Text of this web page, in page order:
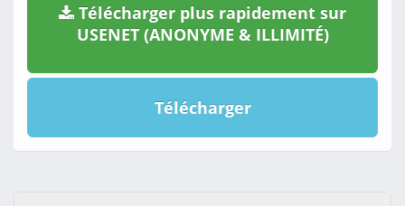
Télécharger plus rapidement sur
USENET (ANONYME & ILLIMITÉ)
Télécharger